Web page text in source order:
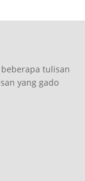
tulisan
yang gado